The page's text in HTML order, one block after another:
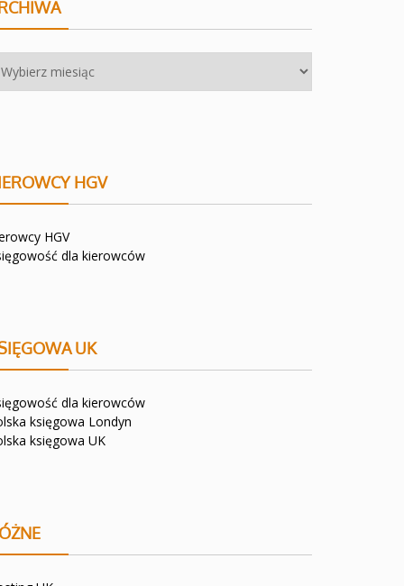
HGV
HGV
dla kierowców
UK
dla kierowców
księgowa Londyn
księgowa UK